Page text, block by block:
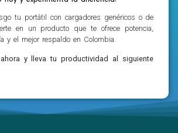
tu portátil con cargadores genéricos o de
en un producto que te ofrece potencia,
y el mejor respaldo en Colombia.
y lleva tu productividad al siguiente